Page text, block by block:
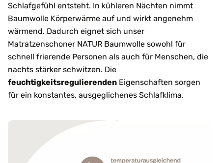
Schlafgefühl entsteht. In kühleren Nächten nimmt
Baumwolle Körperwärme auf und wirkt angenehm
wärmend. Dadurch eignet sich unser
Matratzenschoner NATUR Baumwolle sowohl für
schnell frierende Personen als auch für Menschen, die
nachts stärker schwitzen. Die
feuchtigkeitsregulierenden Eigenschaften sorgen
für ein konstantes, ausgeglichenes Schlafklima.